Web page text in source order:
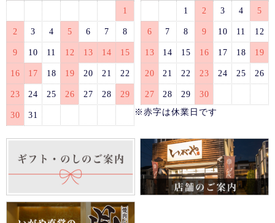
1
2 3 4 5 6 7 8
9 10 11 12 13 14 15
16 17 18 19 20 21 22
23 24 25 26 27 28 29
30 31
1 2 3 4 5
6 7 8 9 10 11 12
13 14 15 16 17 18 19
20 21 22 23 24 25 26
27 28 29
30
※赤字は休業日です